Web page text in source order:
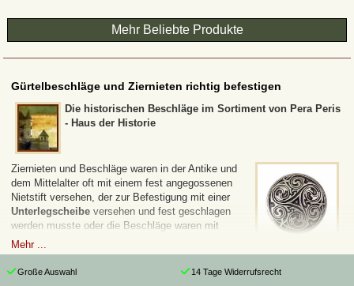
Mehr Beliebte Produkte
Gürtelbeschläge und Ziernieten richtig befestigen
Die historischen Beschläge im Sortiment von Pera Peris
- Haus der Historie
Ziernieten und Beschläge waren in der Antike und
dem Mittelalter oft mit einem fest angegossenen
Nietstift versehen, der zur Befestigung mit einer
Unterlegscheibeversehen und fest geschlagen
werden musste oder die Beschläge waren mit
einem dünnen Bronzestift ausgestattet, den man
zur Befestigung auf der Rückseite des Leders einfach umbog.
Mehr ...
Große Auswahl 14 Tage Widerrufsrecht